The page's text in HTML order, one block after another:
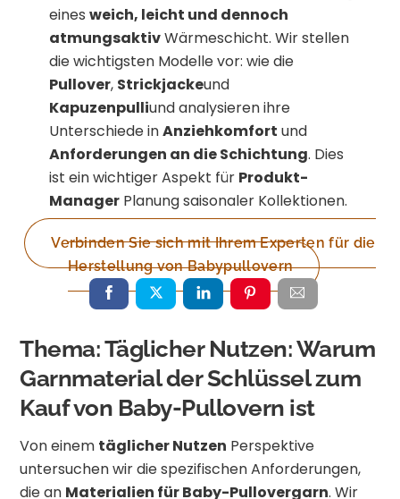
einesweich, leicht und dennoch
atmungsaktivWärmeschicht. Wir stellen
die wichtigsten Modelle vor: wie die
Pullover, Strickjackeund
Kapuzenpulliund analysieren ihre
Unterschiede inAnziehkomfort und
Anforderungen an die Schichtung. Dies
ist ein wichtiger Aspekt für Produkt-
Manager Planung saisonaler Kollektionen.
Verbinden Sie sich mit Ihrem Experten für die
Herstellung von Babypullovern
Thema: Täglicher Nutzen: Warum
Garnmaterial der Schlüssel zum
Kauf von Baby-Pullovern ist
Von einem täglicher Nutzen Perspektive
untersuchen wir die spezifischen Anforderungen,
die an Materialien für Baby-Pullovergarn. Wir